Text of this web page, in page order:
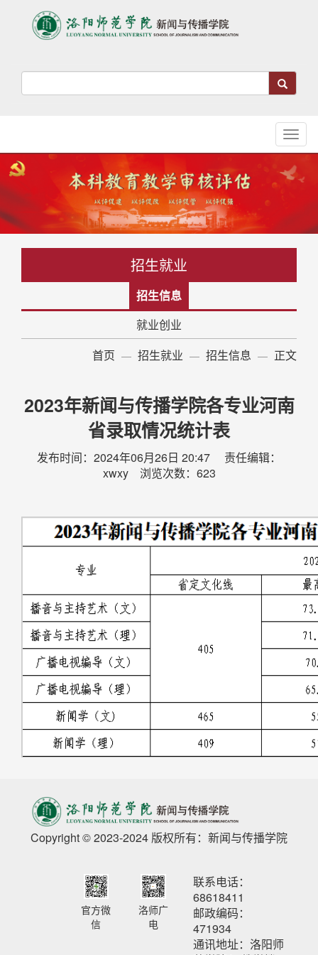
招生就业
招生信息
就业创业
首页
招生就业 招生信息 正文
2023年新闻与传播学院各专业河南
省录取情况统计表
发布时间：2024年06月26日 20:47 责任编辑：
xwxy 浏览次数： 623
Copyright © 2023-2024 版权所有：新闻与传播学院
官方微
信
洛师广
电
联系电话：
68618411
邮政编码：
471934
通讯地址：洛阳师